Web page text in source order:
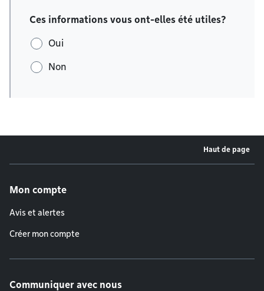
Ces informations vous ont-elles été utiles?
Oui
Non
Haut de page
Mon compte
Avis et alertes
Créer mon compte
Communiquer avec nous